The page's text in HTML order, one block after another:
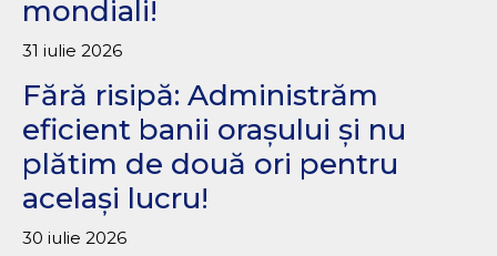
mondiali!
31 iulie 2026
Fără risipă: Administrăm
eficient banii orașului și nu
plătim de două ori pentru
același lucru!
30 iulie 2026